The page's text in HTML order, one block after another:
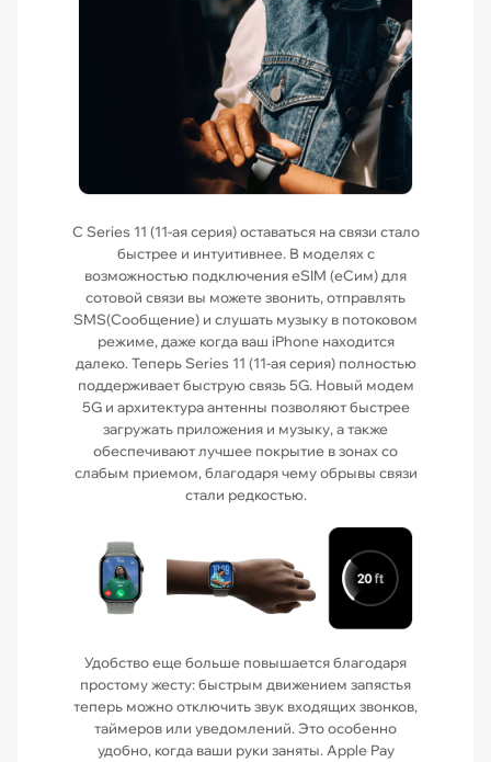
С Series 11 (11-ая серия) оставаться на связи стало
быстрее и интуитивнее. В моделях с
возможностью подключения eSIM (еСим) для
сотовой связи вы можете звонить, отправлять
SMS(Сообщение) и слушать музыку в потоковом
режиме, даже когда ваш iPhone находится
далеко. Теперь Series 11 (11-ая серия) полностью
поддерживает быструю связь 5G. Новый модем
5G и архитектура антенны позволяют быстрее
загружать приложения и музыку, а также
обеспечивают лучшее покрытие в зонах со
слабым приемом, благодаря чему обрывы связи
стали редкостью.
Удобство еще больше повышается благодаря
простому жесту: быстрым движением запястья
теперь можно отключить звук входящих звонков,
таймеров или уведомлений. Это особенно
удобно, когда ваши руки заняты. Apple Pay